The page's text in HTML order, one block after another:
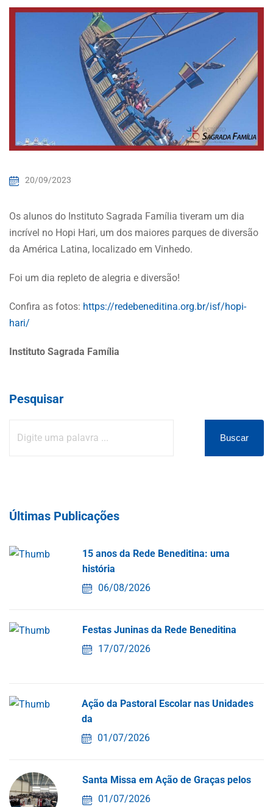
Providência
de Parnaíba/SP
Janeiro/RJ
20/09/2023
Os alunos do Instituto Sagrada Família tiveram um dia
incrível no Hopi Hari, um dos maiores parques de diversão
da América Latina, localizado em Vinhedo.
Foi um dia repleto de alegria e diversão!
Confira as fotos: https://redebeneditina.org.br/isf/hopi-
hari/
Instituto Sagrada Família
Pesquisar
Buscar
Últimas Publicações
15 anos da Rede Beneditina: uma
história
06/08/2026
Festas Juninas da Rede Beneditina
17/07/2026
Ação da Pastoral Escolar nas Unidades
da
01/07/2026
Santa Missa em Ação de Graças pelos
01/07/2026